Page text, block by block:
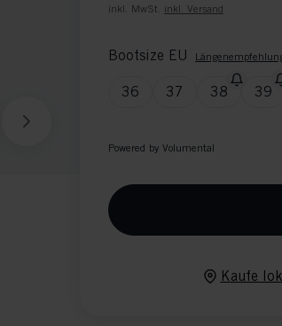
inkl. MwSt. inkl. Versand
Bootsize EU
36 37 38 39
Powered by Volumental
Kaufe